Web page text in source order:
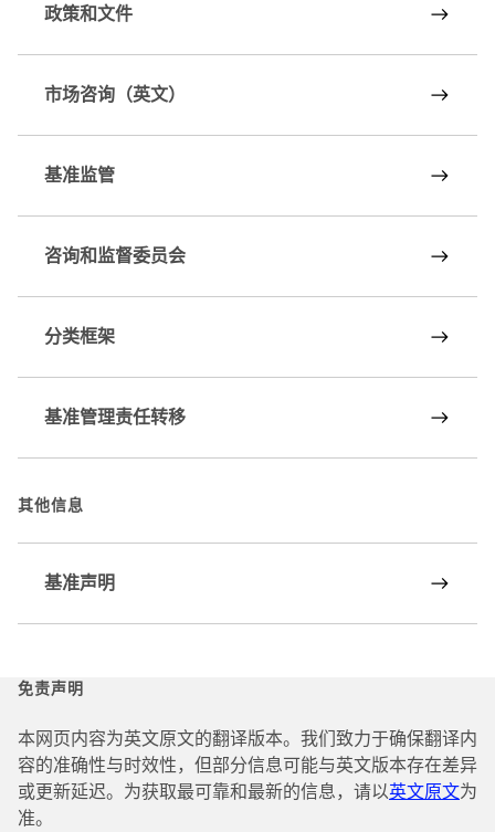
政策和文件
市场咨询（英文）
基准监管
咨询和监督委员会
分类框架
基准管理责任转移
其他信息
基准声明
免责声明
本网页内容为英文原文的翻译版本。我们致力于确保翻译内
容的准确性与时效性，但部分信息可能与英文版本存在差异
或更新延迟。为获取最可靠和最新的信息，请以英文原文为
准。